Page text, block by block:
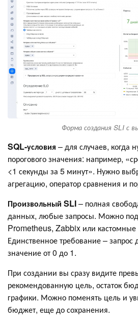
Форма создания SLI с
SQL-условия – для случаев, когда
порогового значения: например,
<1 секунды за 5 минут». Нужно
агрегацию, оператор сравнения и
Произвольный SLI– полная
данных, любые запросы. Можно
Prometheus, Zabbix или кастомные
Единственное требование – запрос
значение от 0 до 1.
При создании вы сразу видите
рекомендованную цель, остаток
графики. Можно поменять цель и
бюджет, еще до сохранения.